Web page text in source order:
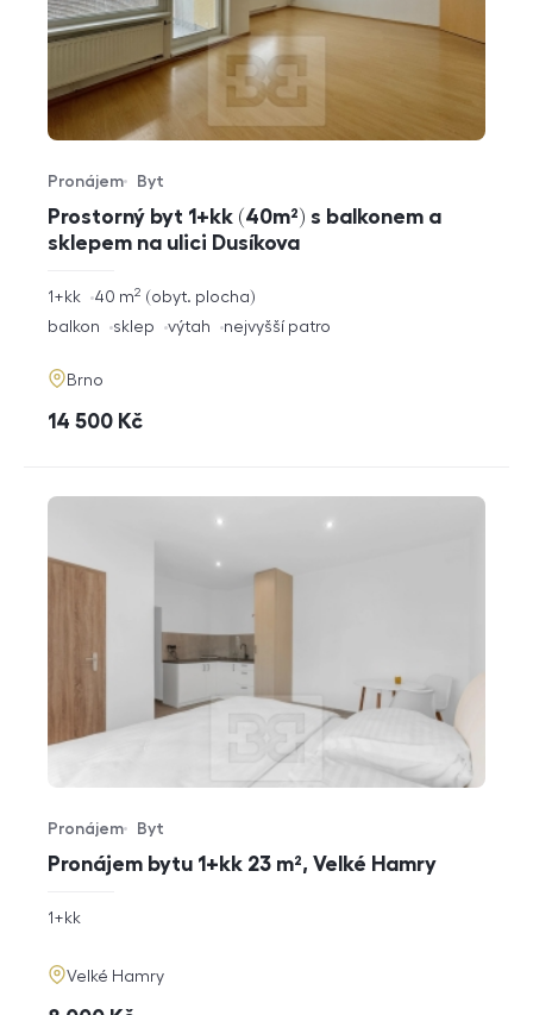
Prostorný byt 1+kk (40m²) s balkonem a
sklepem na ulici Dusíkova
Typ nabídky
Pronájem
Typ nemovitosti
Byt
rozměry
1+kk obyt. plocha
40 m2
funkce
balkon sklep výtah nejvyšší patro
adresa
Brno
cena
14 500 Kč
Pronájem bytu 1+kk 23 m², Velké Hamry
Typ nabídky
Pronájem
Typ nemovitosti
Byt
rozměry
1+kk
adresa
Velké Hamry